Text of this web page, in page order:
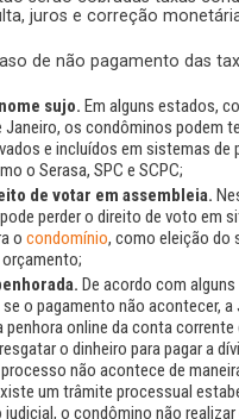
juros e correção
de não pagamento das
sujo. Em alguns estados,
Janeiro, os condôminos podem
e incluídos em sistemas de
o Serasa, SPC e SCPC;
de votar em assembleia.
perder o direito de voto em
ocondomínio, como eleição do
De acordo com alguns
o pagamento não acontecer,
penhora online da conta corrente
o dinheiro para pagar a
não acontece de
um trâmite processual
judicial, o condômino não realizar